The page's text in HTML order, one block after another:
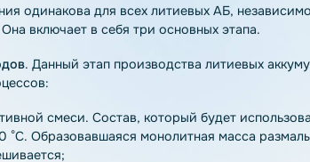
по такой технологии, отличаются:
энергии;
безопасностью.